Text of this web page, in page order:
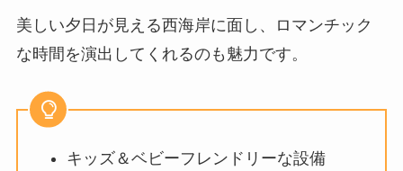
美しい夕日が見える西海岸に面し、ロマンチック
な時間を演出してくれるのも魅力です。
キッズ＆ベビーフレンドリーな設備